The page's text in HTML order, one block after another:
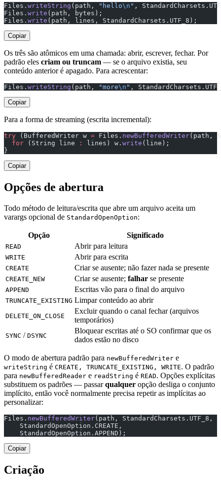
Files. writeString (path, "hello\n " ,
Files. write (path,
Files. write (path, lines,
Copiar
Os três são atômicos em uma chamada: abrir, escrever, fechar. Por
padrão eles criam ou truncam — se o arquivo existia, seu
conteúdo anterior é apagado. Para acrescentar:
Files. writeString (path, "more\n " ,
Copiar
Para a forma de streaming (escrita incremental):
try (BufferedWriter w = Files. newBufferedWriter(path,
  for
(String line : lines) w. write (line);
}
Copiar
Opções de abertura
Todo método de leitura/escrita que abre um arquivo aceita um
varargs opcional de StandardOpenOption:
Opção Significado
READ Abrir para leitura
WRITE Abrir para escrita
CREATE Criar se ausente; não fazer nada se presente
CREATE_NEW Criar se ausente; falhar se presente
APPEND Escritas vão para o final do arquivo
TRUNCATE_EXISTING Limpar conteúdo ao abrir
DELETE_ON_CLOSE
Excluir quando o canal fechar (arquivos
temporários)
SYNC / DSYNC
Bloquear escritas até o SO confirmar que os
dados estão no disco
O modo de abertura padrão para newBufferedWriter e
writeString é CREATE, TRUNCATE_EXISTING, WRITE. O padrão
para newBufferedReader e readString é READ. Opções explícitas
substituem os padrões — passarqualquer opção desliga o conjunto
implícito, então você normalmente precisa repetir as implícitas ao
personalizar:
Files. newBufferedWriter(path, StandardCharsets.UTF_8,
    StandardOpenOption.CREATE,
Copiar
Criação